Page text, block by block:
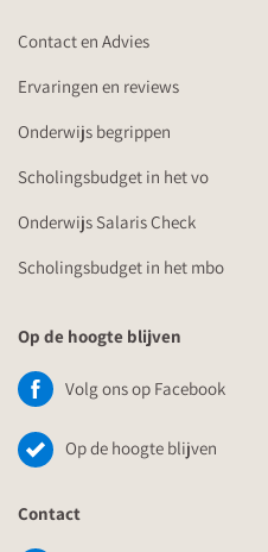
Contact en Advies
Ervaringen en reviews
Onderwijs begrippen
Scholingsbudget in het vo
Onderwijs Salaris Check
Scholingsbudget in het mbo
Op de hoogte blijven
Volg ons op Facebook
Op de hoogte blijven
Contact